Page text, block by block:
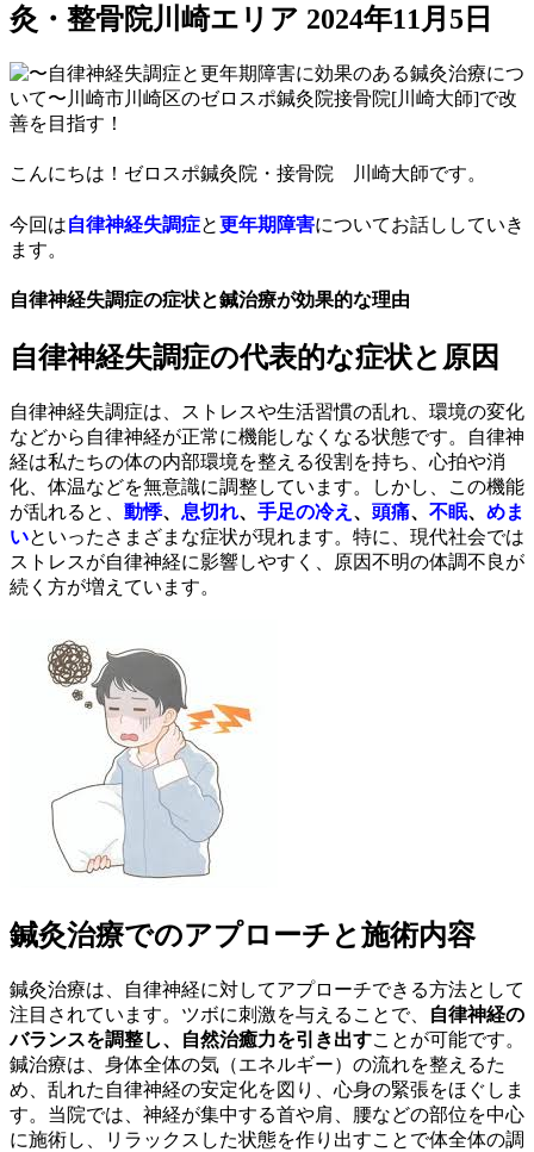
灸・整骨院川崎エリア 2024年11月5日
こんにちは！ゼロスポ鍼灸院・接骨院 川崎大師です。
今回は自律神経失調症と更年期障害についてお話ししていき
ます。
自律神経失調症の症状と鍼治療が効果的な理由
自律神経失調症の代表的な症状と原因
自律神経失調症は、ストレスや生活習慣の乱れ、環境の変化
などから自律神経が正常に機能しなくなる状態です。自律神
経は私たちの体の内部環境を整える役割を持ち、心拍や消
化、体温などを無意識に調整しています。しかし、この機能
が乱れると、 動悸、 息切れ、 手足の冷え 、 頭痛、 不眠、 めま
いといったさまざまな症状が現れます。特に、現代社会では
ストレスが自律神経に影響しやすく、原因不明の体調不良が
続く方が増えています。
鍼灸治療でのアプローチと施術内容
鍼灸治療は、自律神経に対してアプローチできる方法として
注目されています。ツボに刺激を与えることで、
自律神経の
バランスを調整し、自然治癒力を引き出すことが可能です。
鍼治療は、身体全体の気（エネルギー）の流れを整えるた
め、乱れた自律神経の安定化を図り、心身の緊張をほぐしま
す。当院では、神経が集中する首や肩、腰などの部位を中心
に施術し、リラックスした状態を作り出すことで体全体の調